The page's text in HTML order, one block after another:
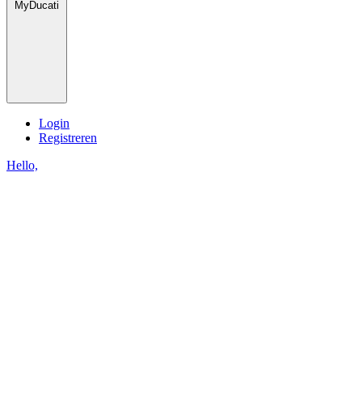
MyDucati
Login
Registreren
Hello,